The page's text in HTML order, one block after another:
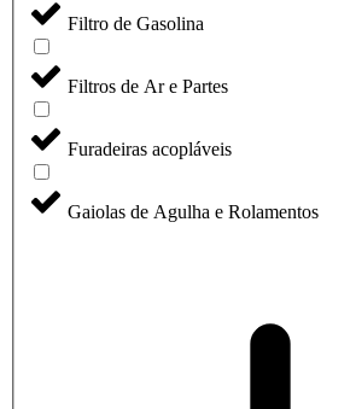
Filtro de Gasolina
Filtros de Ar e Partes
Furadeiras acopláveis
Gaiolas de Agulha e Rolamentos